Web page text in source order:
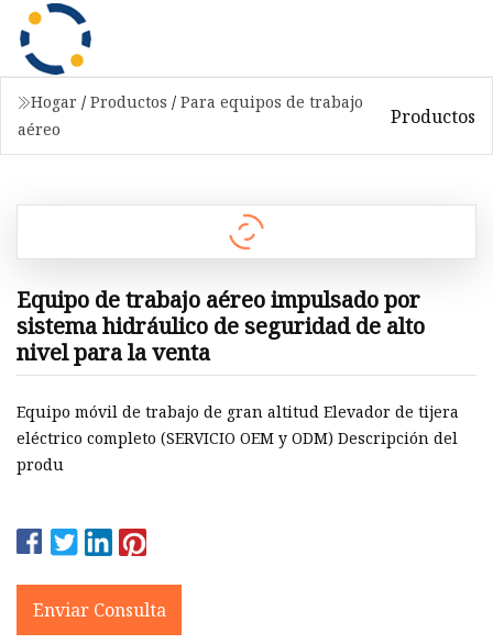
Hogar / Productos / Para equipos de trabajo
aéreo
Productos
Equipo de trabajo aéreo impulsado por
sistema hidráulico de seguridad de alto
nivel para la venta
Equipo móvil de trabajo de gran altitud Elevador de tijera
eléctrico completo (SERVICIO OEM y ODM) Descripción del
produ
Enviar Consulta